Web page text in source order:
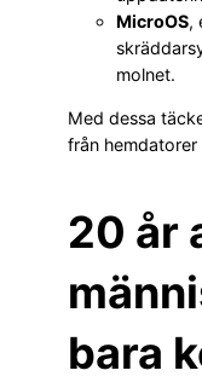
MicroOS,
molnet.
Med dessa
från hemdatorer
20 år
bara